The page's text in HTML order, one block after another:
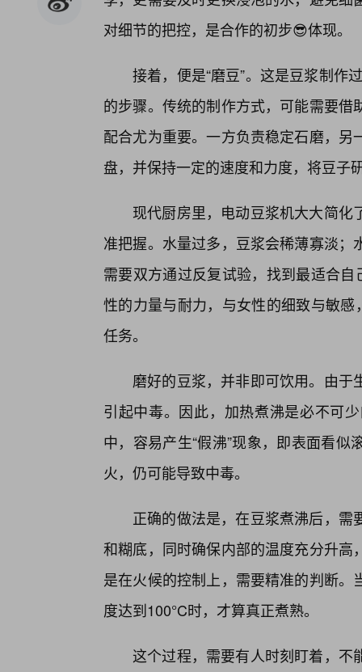
对细节的把控，是合作的初步😎体现。
接着，便是“磨豆”。这是豆浆制作
的步骤。传统的制作方式，可能需要
配合尤为重要。一方负责稳定石磨，
盘，并保持一定的速度和力度，将豆子
现代厨房里，电动豆浆机大大简
准把握。水量过多，豆浆会稀薄寡淡
需要双方通过反复试验，找到最适合
性的力量与耐力，与女性的细致与敏
任务。
磨好的豆浆，并非即可饮用。由
引起中毒。因此，加热煮沸是必不可
中，容易产生“假沸”现象，即表面看
火，仍可能导致中毒。
正确的做法是，在豆浆煮沸后，
和糊底，同时确保内部的温度充分升
是在火候的控制上，需要精准的判断
度达到100°C时，才算真正煮熟。
这个过程，需要有人时刻盯着，